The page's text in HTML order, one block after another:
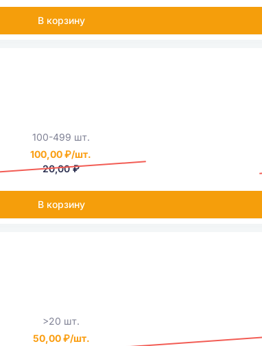
В корзину
100-499 шт.
100,00 ₽/шт.
20,00 ₽
В корзину
>20 шт.
50,00 ₽/шт.